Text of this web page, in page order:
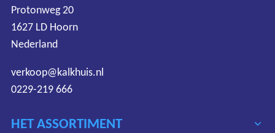
HET ASSORTIMENT
Protonweg 20
1627 LD Hoorn
Nederland
verkoop@kalkhuis.nl
0229-219 666